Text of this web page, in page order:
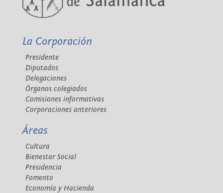
La Corporación
Presidente
Diputados
Delegaciones
Órganos colegiados
Comisiones informativas
Corporaciones anteriores
Áreas
Cultura
Bienestar Social
Presidencia
Fomento
Economía y Hacienda